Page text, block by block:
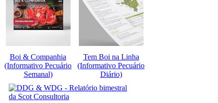
Boi & Companhia
(Informativo Pecuário
Semanal)
Tem Boi na Linha
(Informativo Pecuário
Diário)